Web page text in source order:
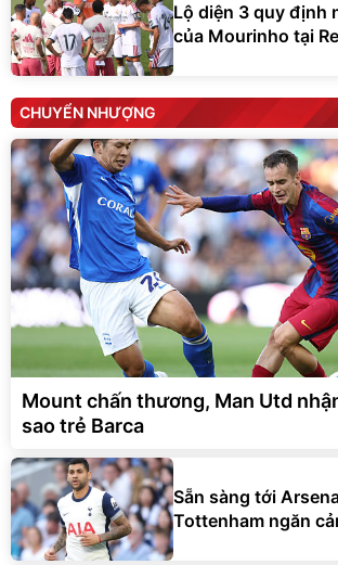
Lộ diện 3 quy định
của Mourinho tại
CHUYỂN NHƯỢNG
Mount chấn thương, Man Utd
sao trẻ Barca
Sẵn sàng tới
Tottenham ngăn